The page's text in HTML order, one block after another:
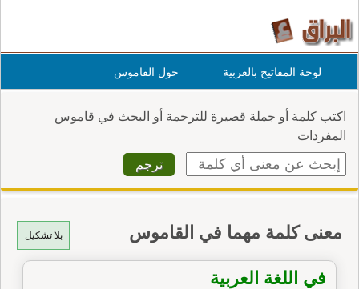
لوحة المفاتيح بالعربية حول القاموس
اكتب كلمة أو جملة قصيرة للترجمة أو البحث في قاموس
المفردات
بلا تشكيل معنى كلمة مهما في القاموس
في اللغة العربية